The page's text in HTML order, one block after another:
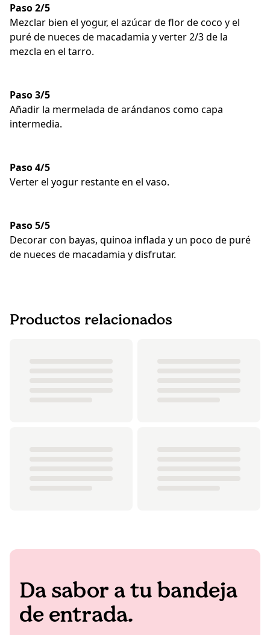
Paso 2/5
Mezclar bien el yogur, el azúcar de flor de coco y el
puré de nueces de macadamia y verter 2/3 de la
mezcla en el tarro.
Paso 3/5
Añadir la mermelada de arándanos como capa
intermedia.
Paso 4/5
Verter el yogur restante en el vaso.
Paso 5/5
Decorar con bayas, quinoa inflada y un poco de puré
de nueces de macadamia y disfrutar.
Productos relacionados
Da sabor a tu bandeja
de entrada.